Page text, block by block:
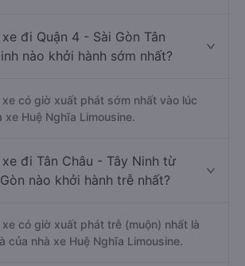
đi Quận 4 - Sài Gòn Tân
nào khởi hành sớm nhất?
xe có giờ xuất phát sớm nhất vào lúc
xe Huệ Nghĩa Limousine.
đi Tân Châu - Tây Ninh từ
nào khởi hành trễ nhất?
xe có giờ xuất phát trễ (muộn) nhất là
của nhà xe Huệ Nghĩa Limousine.